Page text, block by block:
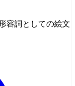
容詞としての絵文